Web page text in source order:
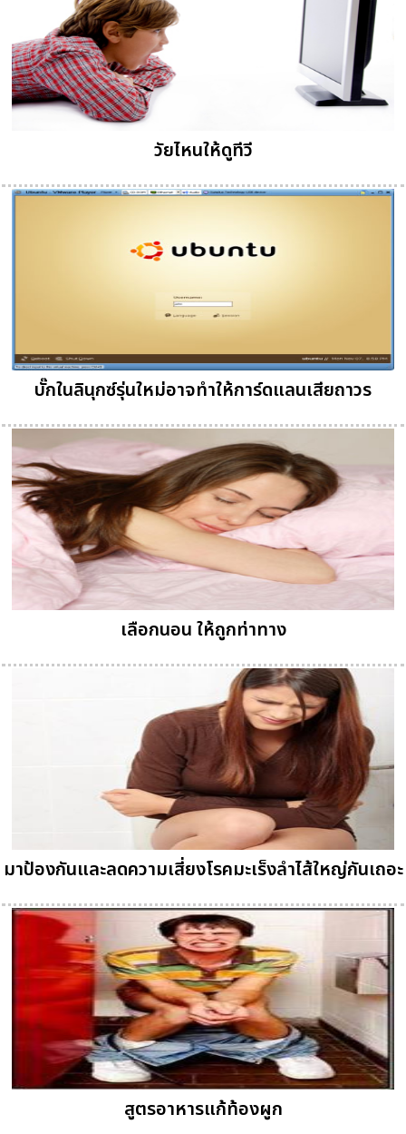
วัยไหนให้ดูทีวี
บั๊กในลินุกซ์รุ่นใหม่อาจทำให้การ์ดแลนเสียถาวร
เลือกนอน ให้ถูกท่าทาง
มาป้องกันและลดความเสี่ยงโรคมะเร็งลำไส้ใหญ่กันเถอะ
สูตรอาหารแก้ท้องผูก